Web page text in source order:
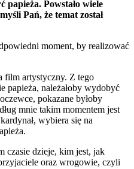
papieża. Powstało wiele
Pań, że temat został
moment, by realizować
film artystyczny. Z tego
papieża, należałoby wydobyć
pokazane byłoby
mnie takim momentem jest
wybiera się na
czasie dzieje, kim jest, jak
oraz wrogowie, czyli